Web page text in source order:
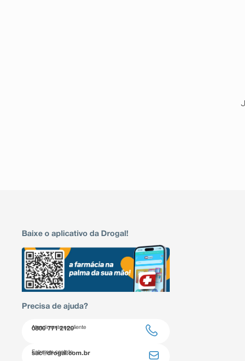
Baixe o aplicativo da Drogal!
Precisa de ajuda?
Atendimento ao cliente
0800 771 2120
Entre em contato
sac@drogal.com.br